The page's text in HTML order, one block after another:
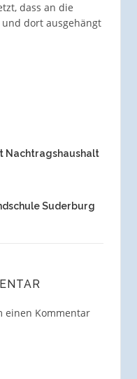
dass an die
dort ausgehängt
Nachtragshaushalt
Suderburg
einen Kommentar